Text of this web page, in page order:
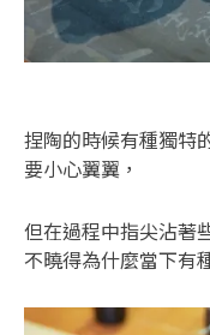
捏陶的時候有種獨特
要小心翼翼，
但在過程中指尖沾著
不曉得為什麼當下有